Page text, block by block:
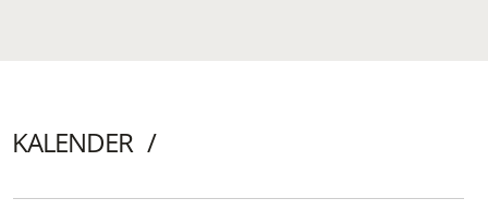
KALENDER